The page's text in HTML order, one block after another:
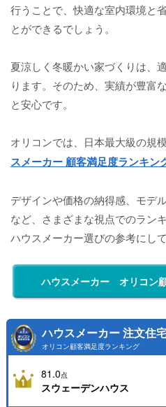
行うことで、快適な室内環境と
とができるでしょう。
夏涼しく冬暖かい家づくりは、
ります。そのため、実績が豊富
と安心です。
オリコンでは、日本最大級の規
スメーカー 顧客満足度ランキン
デザインや価格の納得感、モデ
など、さまざまな視点でのラン
ハウスメーカー選びの参考にして
ハウスメーカー オリコン
ハウスメーカー 注文住
オリコン顧客満足度ランキング
81.0点
スウェーデンハウス